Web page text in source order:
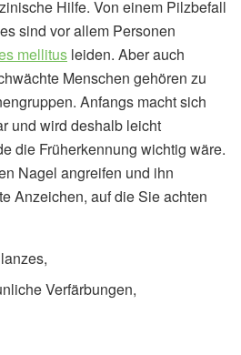
Hilfe. Von einem Pilzbefall
sind vor allem Personen
mellitus leiden. Aber auch
Menschen gehören zu
Anfangs macht sich
und wird deshalb leicht
die Früherkennung wichtig wäre.
Nagel angreifen und ihn
Anzeichen, auf die Sie achten
Verfärbungen,